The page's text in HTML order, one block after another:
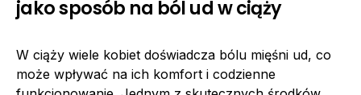
jako sposób na ból ud w ciąży
W ciąży wiele kobiet doświadcza bólu mięśni ud, co
może wpływać na ich komfort i codzienne